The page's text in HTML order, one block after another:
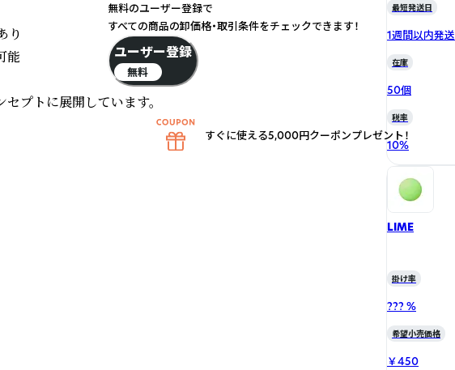
り
能
プトに展開しています。
最短発送日
1週間以内発送
在庫
50個
税率
10%
LIME
掛け率
??? %
希望小売価格
￥450
無料のユーザー登録で
すべての商品の卸価格・取引条件をチェックできます！
ユーザー登録
無料
すぐに使える5,000円クーポンプレゼント！